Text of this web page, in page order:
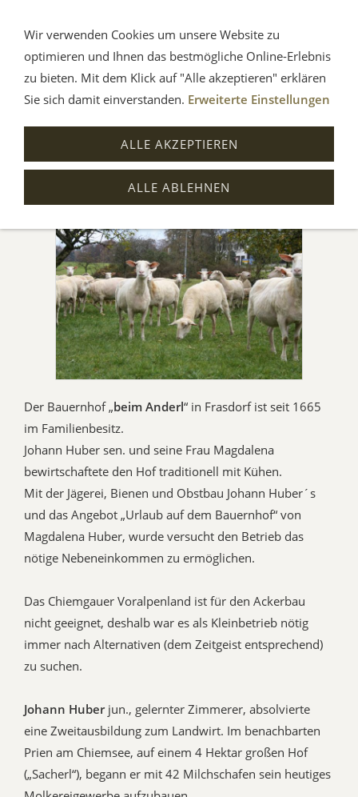
Sie sind hier:Startseite
Landwirtschaft
Der Bauernhof „beim Anderl“ in Frasdorf ist seit 1665
im Familienbesitz.
Johann Huber sen. und seine Frau Magdalena
bewirtschaftete den Hof traditionell mit Kühen.
Mit der Jägerei, Bienen und Obstbau Johann Huber´s
und das Angebot „Urlaub auf dem Bauernhof“ von
Magdalena Huber, wurde versucht den Betrieb das
nötige Nebeneinkommen zu ermöglichen.
Das Chiemgauer Voralpenland ist für den Ackerbau
nicht geeignet, deshalb war es als Kleinbetrieb nötig
immer nach Alternativen (dem Zeitgeist entsprechend)
zu suchen.
Johann Huberjun., gelernter Zimmerer, absolvierte
eine Zweitausbildung zum Landwirt. Im benachbarten
Prien am Chiemsee, auf einem 4 Hektar großen Hof
(„Sacherl“), begann er mit 42 Milchschafen sein heutiges
Wir verwenden Cookies um unsere Website zu
optimieren und Ihnen das bestmögliche Online-Erlebnis
zu bieten. Mit dem Klick auf "Alle akzeptieren" erklären
Sie sich damit einverstanden. Erweiterte Einstellungen
ALLE AKZEPTIEREN
ALLE ABLEHNEN